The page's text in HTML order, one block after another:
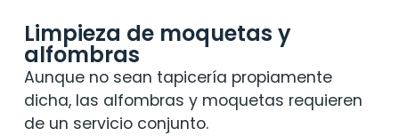
Limpieza de moquetas y
alfombras
Aunque no sean tapicería propiamente
dicha, las alfombras y moquetas requieren
de un servicio conjunto.